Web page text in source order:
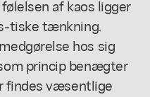
af kaos ligger
tiske tænkning.
hos sig
princip benægter
findes væsentlige